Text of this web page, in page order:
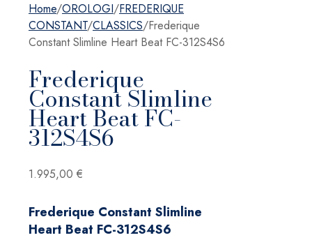
Home/OROLOGI/FREDERIQUE
CONSTANT/CLASSICS/Frederique
Constant Slimline Heart Beat FC-312S4S6
Frederique
Constant Slimline
Heart Beat FC-
312S4S6
1.995,00 €
Frederique Constant Slimline
Heart Beat FC-312S4S6